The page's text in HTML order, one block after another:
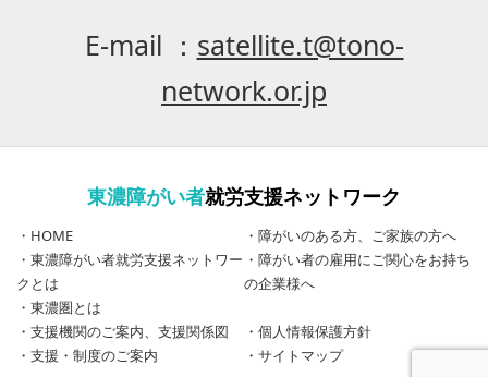
E-mail ： satellite.t@tono-
network.or.jp
東濃障がい者就労支援ネットワーク
・ HOME
・ 東濃障がい者就労支援ネットワー
クとは
・ 東濃圏とは
・ 支援機関のご案内、支援関係図
・ 支援・制度のご案内
・ 障がいのある方、ご家族の方へ
・ 障がい者の雇用にご関心をお持ち
の企業様へ
・ 個人情報保護方針
・ サイトマップ